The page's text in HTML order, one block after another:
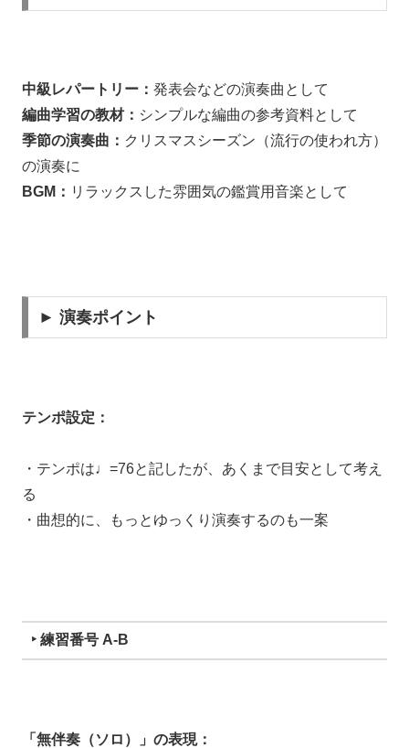
中級レパートリー： 発表会などの演奏曲として
編曲学習の教材： シンプルな編曲の参考資料として
季節の演奏曲 ： クリスマスシーズン（流行の使われ方）
の演奏に
BGM： リラックスした雰囲気の鑑賞用音楽として
► 演奏ポイント
テンポ設定：
・テンポは♩=76と記したが、あくまで目安として考え
る
・曲想的に、もっとゆっくり演奏するのも一案
‣ 練習番号 A-B
「無伴奏（ソロ）」の表現：